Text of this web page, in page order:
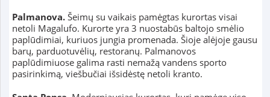
Palmanova.Šeimų su vaikais pamėgtas kurortas visai
netoli Magalufo. Kurorte yra 3 nuostabūs baltojo smėlio
paplūdimiai, kuriuos jungia promenada. Šioje alėjoje gausu
barų, parduotuvėlių, restoranų. Palmanovos
paplūdimiuose galima rasti nemažą vandens sporto
pasirinkimą, viešbučiai išsidėstę netoli kranto.